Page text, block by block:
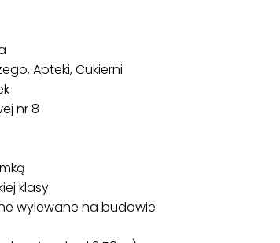
Apteki, Cukierni
nr 8
klasy
wylewane na budowie